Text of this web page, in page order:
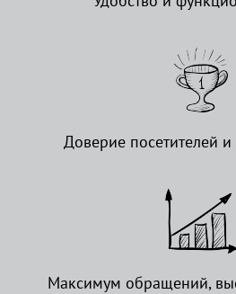
Доверие посетителей
Максимум обращений,